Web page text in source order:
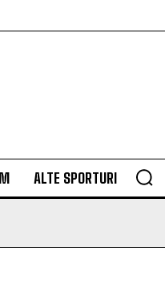
ALTE SPORTURI